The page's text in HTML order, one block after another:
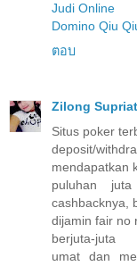
Judi Online
Domino Qiu
ตอบ
Zilong
Situs poker
deposit/
mendapatkan
puluhan
cashbacknya,
dijamin fair no
berjuta-juta
umat dan